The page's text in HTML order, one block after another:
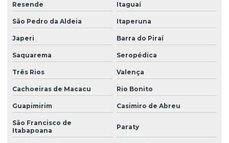
Resende Itaguaí
São Pedro da Aldeia Itaperuna
Japeri Barra do Piraí
Saquarema Seropédica
Três Rios Valença
Cachoeiras de Macacu Rio Bonito
Guapimirim Casimiro de Abreu
São Francisco de
Itabapoana
Paraty